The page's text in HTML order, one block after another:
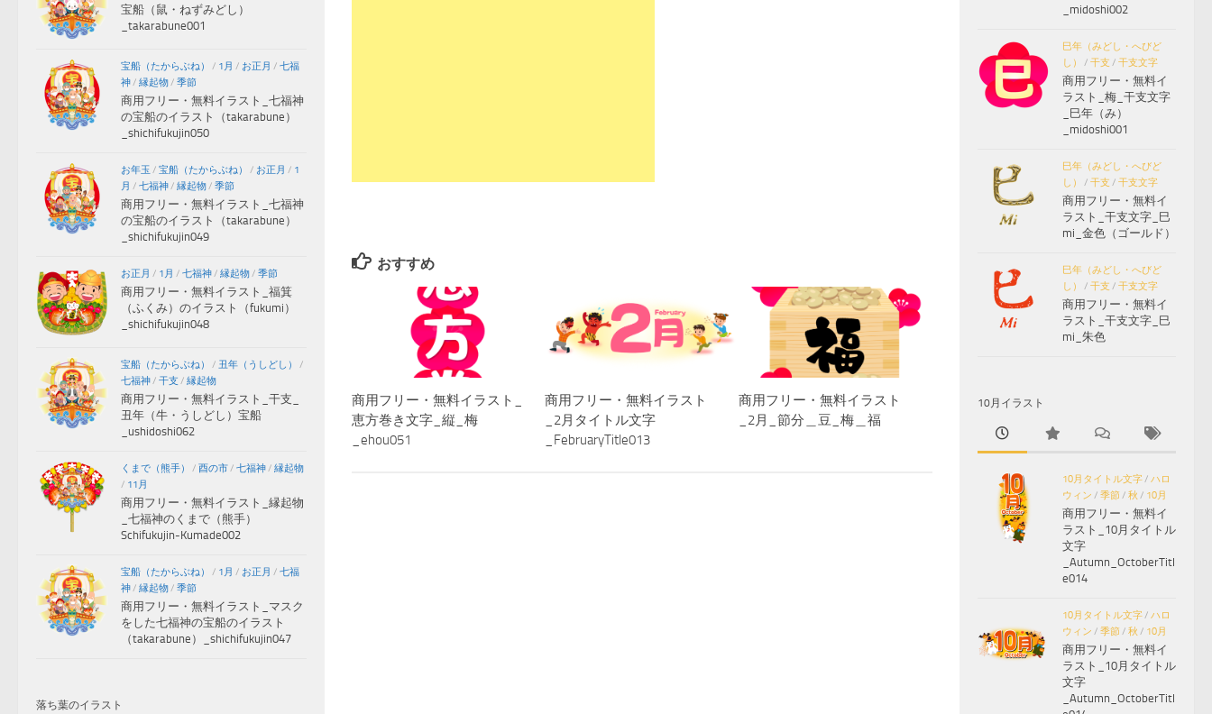
おすすめ
商用フリー・無料イラスト_
恵方巻き文字_縦_梅
_ehou051
商用フリー・無料イラスト
_2月タイトル文字
_FebruaryTitle013
商用フリー・無料イラスト
_2月_節分＿豆_梅＿福
宝船（鼠・ねずみどし）
_takarabune001
宝船（たからぶね） / 1月 / お正月 / 七福
神/ 縁起物/ 季節
商用フリー・無料イラスト_七福神
の宝船のイラスト（takarabune）
_shichifukujin050
お年玉 / 宝船（たからぶね） / お正月 / 1
月 / 七福神/ 縁起物/ 季節
商用フリー・無料イラスト_七福神
の宝船のイラスト（takarabune）
_shichifukujin049
お正月 / 1月 / 七福神/ 縁起物/ 季節
商用フリー・無料イラスト_福箕
（ふくみ）のイラスト（fukumi）
_shichifukujin048
宝船（たからぶね） / 丑年（うしどし）
/
七福神/ 干支 / 縁起物
商用フリー・無料イラスト_干支_
丑年（牛・うしどし）宝船
_ushidoshi062
くまで（熊手） / 酉の市/ 七福神/ 縁起物
/ 11月
商用フリー・無料イラスト_縁起物
_七福神のくまで（熊手）
Schifukujin-Kumade002
宝船（たからぶね） / 1月 / お正月 / 七福
神/ 縁起物/ 季節
商用フリー・無料イラスト_マスク
をした七福神の宝船のイラスト
（takarabune）_shichifukujin047
落ち葉のイラスト
_midoshi002
巳年（みどし・へびど
し）
/ 干支 / 干支文字
商用フリー・無料イ
ラスト_梅_干支文字
_巳年（み）
_midoshi001
巳年（みどし・へびど
し）
/ 干支 / 干支文字
商用フリー・無料イ
ラスト_干支文字_巳
mi_金色（ゴールド）
巳年（みどし・へびど
し）
/ 干支 / 干支文字
商用フリー・無料イ
ラスト_干支文字_巳
mi_朱色
10月イラスト
10月タイトル文字/ ハロ
ウィン / 季節/ 秋 / 10月
商用フリー・無料イ
ラスト_10月タイトル
文字
_Autumn_OctoberTitl
e014
10月タイトル文字/ ハロ
ウィン / 季節/ 秋 / 10月
商用フリー・無料イ
ラスト_10月タイトル
文字
_Autumn_OctoberTitl